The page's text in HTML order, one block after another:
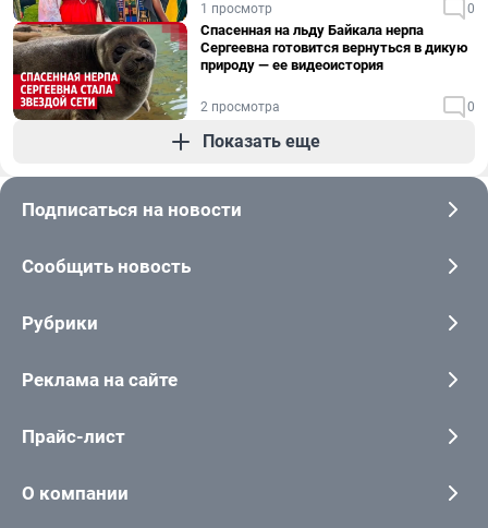
1 просмотр 0
Спасенная на льду Байкала нерпа
Сергеевна готовится вернуться в дикую
природу — ее видеоистория
2 просмотра 0
Показать еще
Подписаться на новости
Сообщить новость
Рубрики
Реклама на сайте
Прайс-лист
О компании